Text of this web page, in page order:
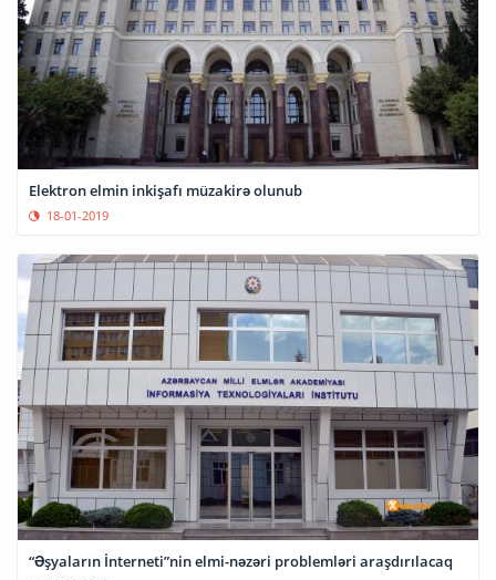
Elektron elmin inkişafı müzakirə olunub
18-01-2019
“Əşyaların İnterneti”nin elmi-nəzəri problemləri araşdırılacaq